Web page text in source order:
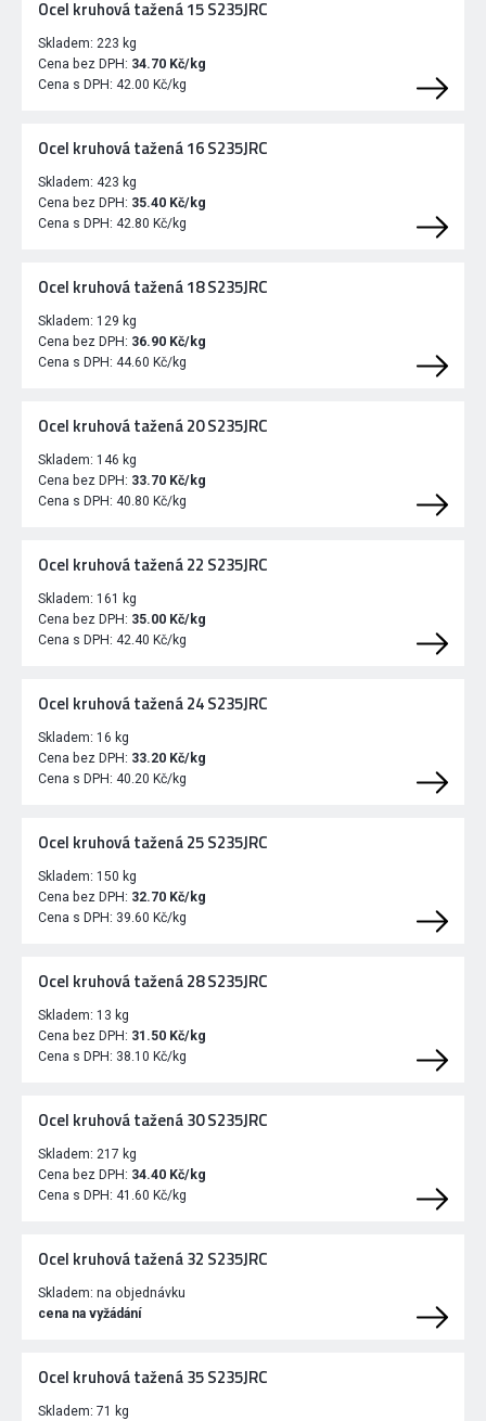
Ocel kruhová tažená 15 S235JRC
Skladem: 223 kg
Cena bez DPH: 34.70 Kč/kg
Cena s DPH: 42.00 Kč/kg
Ocel kruhová tažená 16 S235JRC
Skladem: 423 kg
Cena bez DPH: 35.40 Kč/kg
Cena s DPH: 42.80 Kč/kg
Ocel kruhová tažená 18 S235JRC
Skladem: 129 kg
Cena bez DPH: 36.90 Kč/kg
Cena s DPH: 44.60 Kč/kg
Ocel kruhová tažená 20 S235JRC
Skladem: 146 kg
Cena bez DPH: 33.70 Kč/kg
Cena s DPH: 40.80 Kč/kg
Ocel kruhová tažená 22 S235JRC
Skladem: 161 kg
Cena bez DPH: 35.00 Kč/kg
Cena s DPH: 42.40 Kč/kg
Ocel kruhová tažená 24 S235JRC
Skladem: 16 kg
Cena bez DPH: 33.20 Kč/kg
Cena s DPH: 40.20 Kč/kg
Ocel kruhová tažená 25 S235JRC
Skladem: 150 kg
Cena bez DPH: 32.70 Kč/kg
Cena s DPH: 39.60 Kč/kg
Ocel kruhová tažená 28 S235JRC
Skladem: 13 kg
Cena bez DPH: 31.50 Kč/kg
Cena s DPH: 38.10 Kč/kg
Ocel kruhová tažená 30 S235JRC
Skladem: 217 kg
Cena bez DPH: 34.40 Kč/kg
Cena s DPH: 41.60 Kč/kg
Ocel kruhová tažená 32 S235JRC
Skladem: na objednávku
cena na vyžádání
Ocel kruhová tažená 35 S235JRC
Skladem: 71 kg